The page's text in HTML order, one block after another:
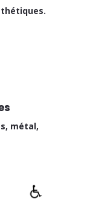
métal,